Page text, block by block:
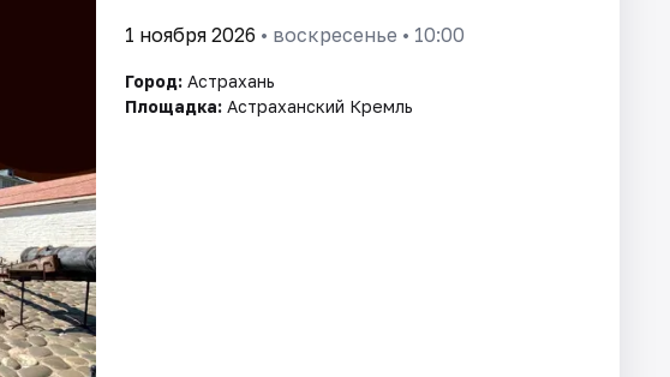
1 ноября 2026 • воскресенье • 10:00
Город: Астрахань
Площадка: Астраханский Кремль